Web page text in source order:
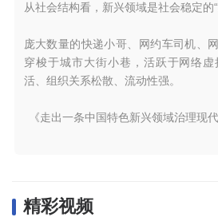
从社会结构看，新兴领域是社会稳定的“
庞大数量的快递小哥、网约车司机、
穿梭于城市大街小巷，活跃于网络
活、组织关系松散、流动性强。
《走出一条中国特色新兴领域治理现
精彩视频